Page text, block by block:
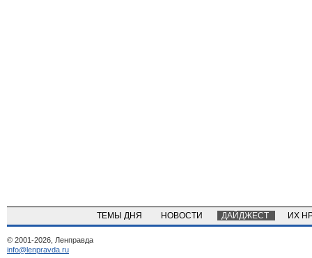
ТЕМЫ ДНЯ НОВОСТИ ДАЙДЖЕСТ ИХ
© 2001-2026, Ленправда
info@lenpravda.ru